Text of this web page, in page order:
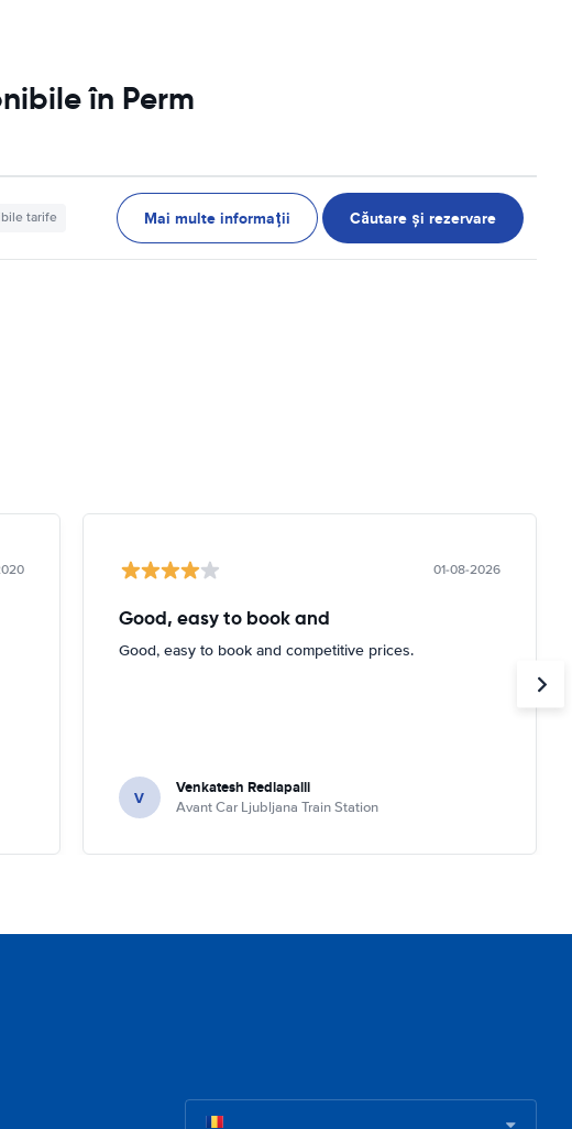
în Perm
tarife Mai multe informații Căutare și rezervare
01-08-2026
Good, easy to book and
Good, easy to book and competitive prices.
V Venkatesh Redlapalli
Avant Car Ljubljana Train Station